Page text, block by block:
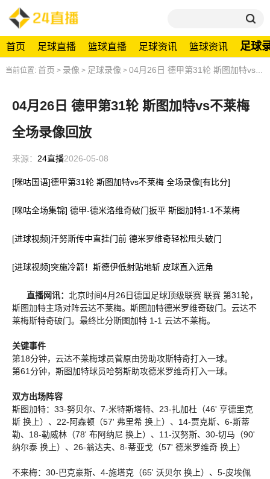
首页 足球直播 篮球直播 足球资讯 篮球资讯 足球
当前位置: 首页 > 录像 > 足球录像 > 04月26日 德甲第31轮 斯图加特vs不莱梅 全场录像回放
04月26日 德甲第31轮 斯图加特vs不莱梅
全场录像回放
来源： 24直播2026-05-08
[咪咕国语]德甲第31轮 斯图加特vs不莱梅 全场录像[有比分]
[咪咕全场集锦] 德甲-德米洛维奇破门扳平 斯图加特1-1不莱梅
[进球视频]汗努斯传中直挂门前 德米罗维奇轻松甩头破门
[进球视频]突施冷箭！斯德伊低射贴地斩 皮球直入远角
直播网讯： 北京时间4月26日德国足球顶级联赛 联赛 第31轮，
斯图加特主场对阵云达不莱梅。斯图加特德米罗维奇破门。云达不
莱梅斯特奇破门。最终比分斯图加特 1-1 云达不莱梅。
关键事件
第18分钟，云达不莱梅球员菅原由势助攻斯特奇打入一球。
第61分钟，斯图加特球员哈努斯助攻德米罗维奇打入一球。
双方出场阵容
斯图加特：33-努贝尔、7-米特斯塔特、23-扎加杜（46' 亨德里克
斯 换上）、22-阿森顿（57' 弗里希 换上）、14-贾克斯、6-斯蒂
勒、18-勒威林（78' 布阿纳尼 换上）、11-汉努斯、30-切马（90'
纳尔泰 换上）、26-翁达夫、8-蒂亚戈（57' 德米罗维奇 换上）
不来梅：30-巴克豪斯、4-施塔克（65' 沃贝尔 换上）、5-皮埃佩